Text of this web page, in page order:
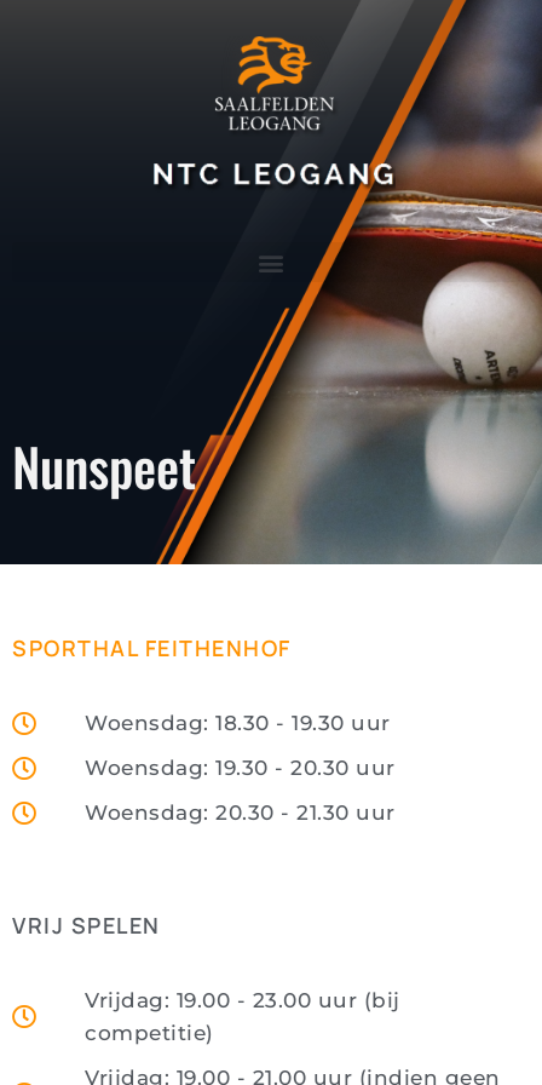
Nunspeet
SPORTHAL FEITHENHOF
Woensdag: 18.30 - 19.30 uur
Woensdag: 19.30 - 20.30 uur
Woensdag: 20.30 - 21.30 uur
VRIJ SPELEN
Vrijdag: 19.00 - 23.00 uur (bij
competitie)
Vrijdag: 19.00 - 21.00 uur (indien geen